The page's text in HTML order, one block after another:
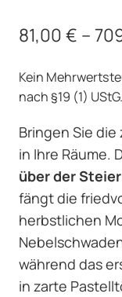
81,00€ –
Kein
nach §19 (1) UStG.
Bringen Sie
in Ihre Räume.
über der
fängt die
herbstlichen
während das
in zarte